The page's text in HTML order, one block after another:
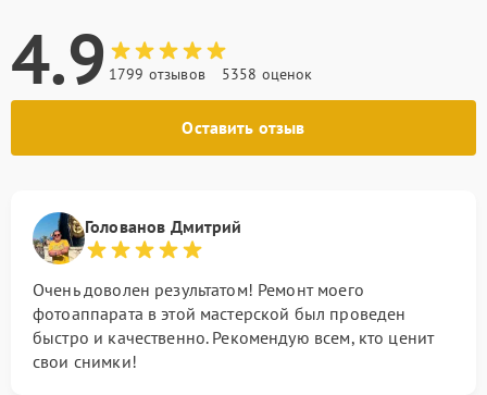
4.9 1799 отзывов 5358 оценок
Оставить отзыв
Голованов Дмитрий
Очень доволен результатом! Ремонт моего
фотоаппарата в этой мастерской был проведен
быстро и качественно. Рекомендую всем, кто ценит
свои снимки!